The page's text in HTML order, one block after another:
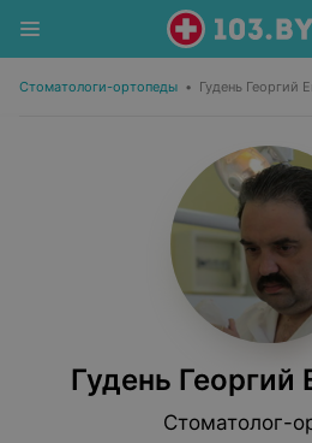
Стоматологи-ортопеды • Гудень Георгий
Гудень Георгий
Стоматолог-